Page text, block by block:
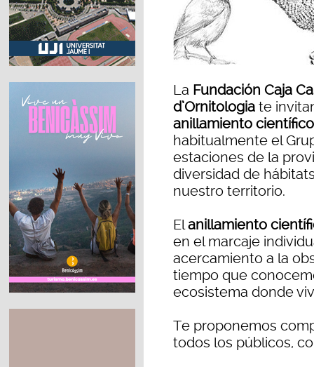
La Fundación Caja
d’Ornitologia te
anillamiento
habitualmente el
estaciones de la
diversidad de
nuestro territorio.
Elanillamiento
en el marcaje
acercamiento a la
tiempo que
ecosistema donde
Te proponemos
todos los públicos,